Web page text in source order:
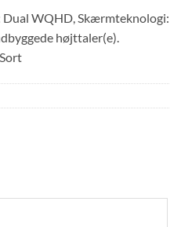
Dual WQHD, Skærmteknologi:
højttaler(e).